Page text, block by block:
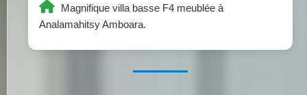
Magnifique villa basse F4 meublée à
Analamahitsy Amboara.